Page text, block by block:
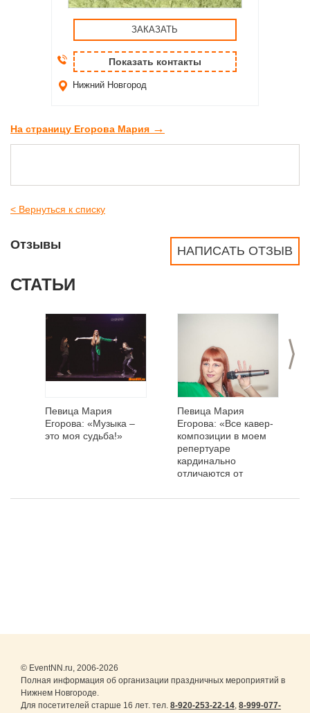
ЗАКАЗАТЬ
Показать контакты
Нижний Новгород
На страницу Егорова Мария →
< Вернуться к списку
НАПИСАТЬ ОТЗЫВ
Отзывы
СТАТЬИ
>
Певица Мария
Егорова: «Музыка –
это моя судьба!»
Певица Мария
Егорова: «Все кавер-
композиции в моем
репертуаре
кардинально
отличаются от
© EventNN.ru, 2006-2026
Полная информация об организации праздничных мероприятий в
Нижнем Новгороде.
Для посетителей старше 16 лет. тел. 8-920-253-22-14, 8-999-077-